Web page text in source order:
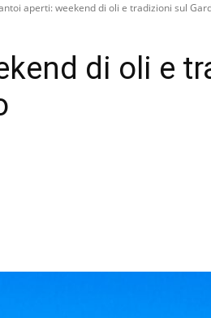
aperti: weekend di oli e tradizioni sul
di oli e